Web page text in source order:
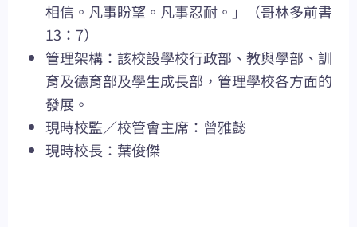
相信。凡事盼望。凡事忍耐。」（哥林多前書
13：7）
管理架構：該校設學校行政部、教與學部、訓
育及德育部及學生成長部，管理學校各方面的
發展。
現時校監／校管會主席：曾雅懿
現時校長：葉俊傑